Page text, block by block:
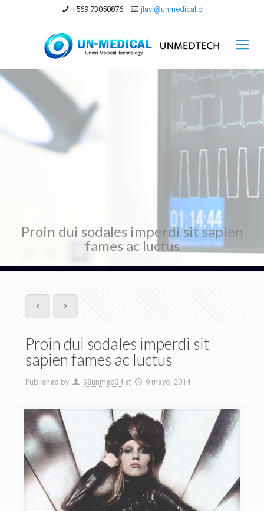
+569 73050876 jlavi@unmedical.cl
Proin dui sodales imperdi sit sapien
fames ac luctus
Proin dui sodales imperdi sit
sapien fames ac luctus
Published by 98unmed34 at 9 mayo, 2014